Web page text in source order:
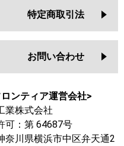
特定商取引法
お問い合わせ
ンティア運営会社>
業株式会社
可：第 64687号
奈川県横浜市中区弁天通2